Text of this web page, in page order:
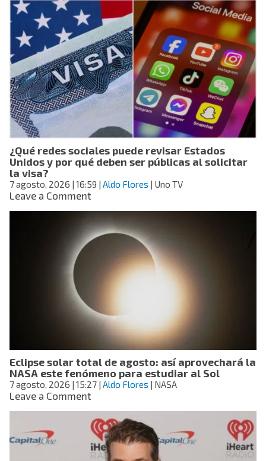
alerta
por
leche
para
bebé
adulterada:
estos
son
los
así
puedes
identificarla
¿Qué redes sociales puede revisar Estados
Unidos y por qué deben ser públicas al solicitar
la visa?
7 agosto, 2026 | 16:59 | Aldo Flores | Uno TV
Leave a Commenton
redes
sociales
puede
revisar
Estados
Unidos
qué
deben
ser
públicas
al
solicitar
la
visa?
Eclipse solar total de agosto: así aprovechará la
NASA este fenómeno para estudiar al Sol
7 agosto, 2026 | 15:27 | Aldo Flores | NASA
Leave a Commenton
solar
total
de
agosto: